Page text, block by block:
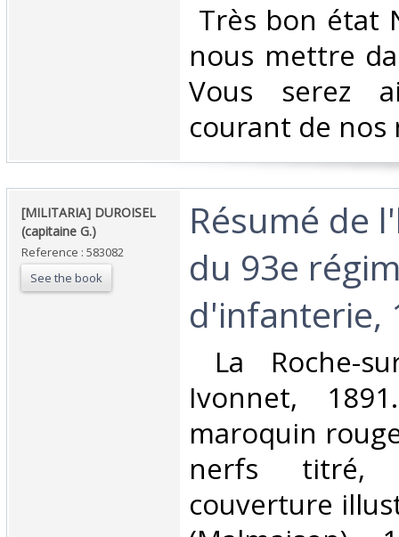
Très bon état
nous mettre
Vous serez
courant de nos
‎[MILITARIA] DUROISEL
(capitaine G.)‎
Reference : 583082
See the book
‎Résumé de
du 93e
d'infanterie,
La Roche-
Ivonnet,
maroquin
nerfs titré,
couverture